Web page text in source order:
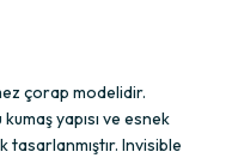
çorap modelidir.
yapısı ve esnek
tasarlanmıştır. Invisible